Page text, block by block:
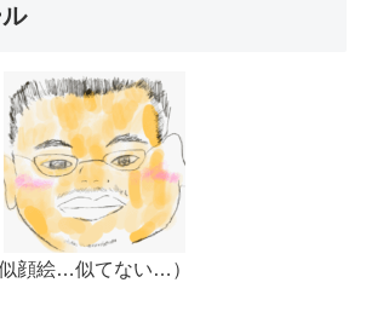
顔絵…似てない…）